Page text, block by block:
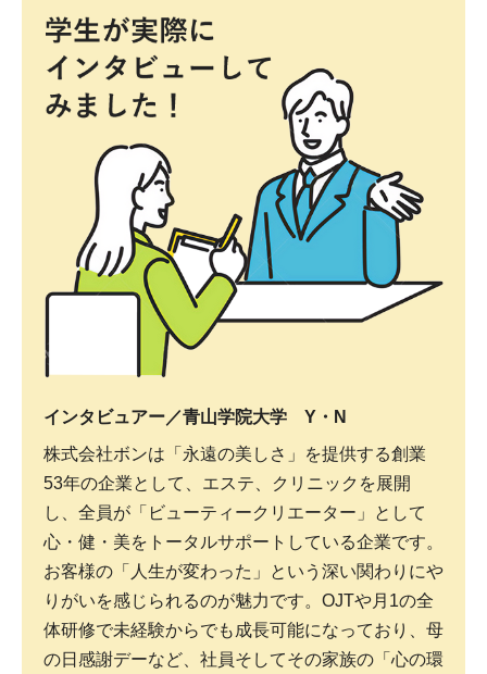
インタビュアー／青山学院大学 Y・N
株式会社ボンは「永遠の美しさ」を提供する創業
53年の企業として、エステ、クリニックを展開
し、全員が「ビューティークリエーター」として
心・健・美をトータルサポートしている企業です。
お客様の「人生が変わった」という深い関わりにや
りがいを感じられるのが魅力です。OJTや月1の全
体研修で未経験からでも成長可能になっており、母
の日感謝デーなど、社員そしてその家族の「心の環